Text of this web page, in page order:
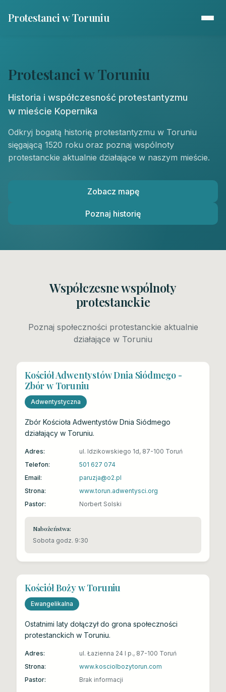
Protestanci w Toruniu
Protestanci w Toruniu
Historia i współczesność protestantyzmu
w mieście Kopernika
Odkryj bogatą historię protestantyzmu w Toruniu
sięgającą 1520 roku oraz poznaj wspólnoty
protestanckie aktualnie działające w naszym mieście.
Zobacz mapę
Poznaj historię
Współczesne wspólnoty
protestanckie
Poznaj społeczności protestanckie aktualnie
działające w Toruniu
Kościół Adwentystów Dnia Siódmego -
Zbór w Toruniu
Adwentystyczna
Zbór Kościoła Adwentystów Dnia Siódmego
działający w Toruniu.
Adres:
ul. Idzikowskiego 1d, 87-100 Toruń
Telefon:
501 627 074
Email:
paruzja@o2.pl
Strona:
www.torun.adwentysci.org
Pastor:
Norbert Solski
Nabożeństwa:
Sobota godz. 9:30
Kościół Boży w Toruniu
Ewangelikalna
Ostatnimi laty dołączył do grona społeczności
protestanckich w Toruniu.
Adres:
ul. Łazienna 24 I p., 87-100 Toruń
Strona:
www.kosciolbozytorun.com
Pastor:
Brak informacji